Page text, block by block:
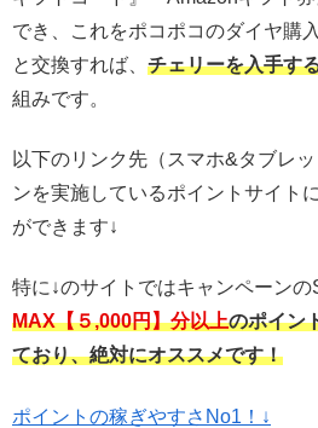
でき、これをポコポコのダイヤ購
と交換すれば、 チェリーを入手す
組みです。
以下のリンク先（スマホ&タブレ
ンを実施しているポイントサイト
ができます↓
特に↓のサイトではキャンペーン
MAX【５,000円】分以上のポイン
ており、絶対にオススメです！
ポイントの稼ぎやすさNo1！↓